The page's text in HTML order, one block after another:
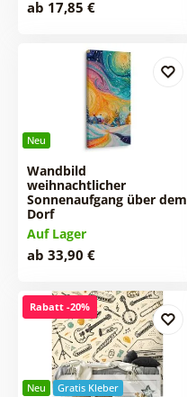
ab 17,85 €
Neu
Wandbild
weihnachtlicher
Sonnenaufgang über dem
Dorf
Auf Lager
ab 33,90 €
Neu Gratis Kleber
Rabatt -20%